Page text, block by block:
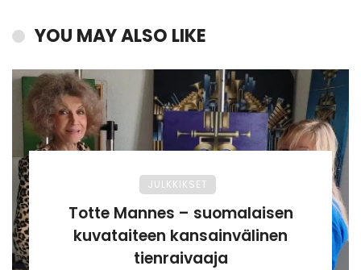
YOU MAY ALSO LIKE
JULKKIKSET
Totte Mannes – suomalaisen
kuvataiteen kansainvälinen
tienraivaaja